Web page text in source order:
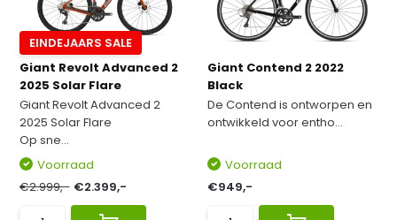
EINDEJAARS SALE
Giant Revolt Advanced 2
2025 Solar Flare
Giant Revolt Advanced 2
2025 Solar Flare
Op sne...
Voorraad
€2.999,- €2.399,-
Giant Contend 2 2022
Black
De Contend is ontworpen en
ontwikkeld voor entho...
Voorraad
€949,-